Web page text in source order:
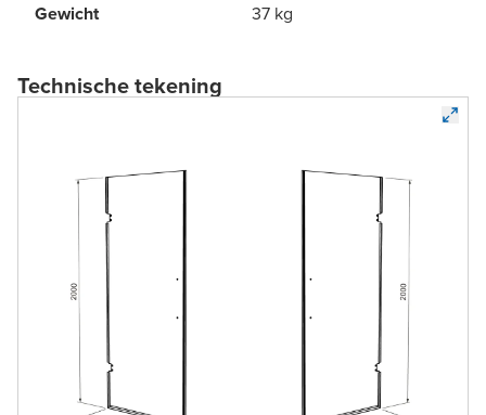
Gewicht 37 kg
Technische tekening